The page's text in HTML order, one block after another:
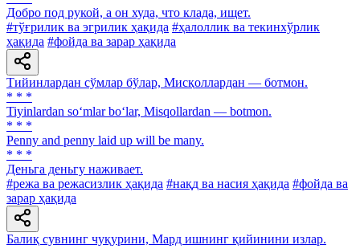
Добро под рукой, а он худа, что клада, ищет.
#тўғрилик ва эгрилик ҳақида #ҳалоллик ва текинхўрлик
ҳақида #фойда ва зарар ҳақида
Тийинлардан сўмлар бўлар, Мисқоллардан — ботмон.
* * *
Tiyinlardan so‘mlar bo‘lar, Misqollardan — botmon.
* * *
Penny and penny laid up will be many.
* * *
Деньга деньгу наживает.
#режа ва режасизлик ҳақида #нақд ва насия ҳақида #фойда ва
зарар ҳақида
Балиқ сувнинг чуқурини, Мард ишнинг қийинини излар.